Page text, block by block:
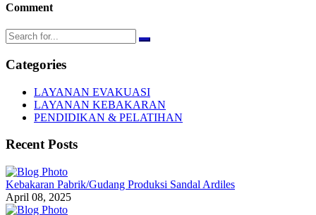
Comment
Categories
LAYANAN EVAKUASI
LAYANAN KEBAKARAN
PENDIDIKAN & PELATIHAN
Recent Posts
Kebakaran Pabrik/Gudang Produksi Sandal Ardiles
April 08, 2025